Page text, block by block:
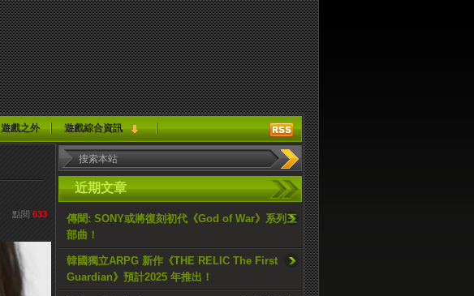
遊戲之外 遊戲綜合資訊
近期文章
傳聞: SONY或將復刻初代《God of War》系列三
部曲！
韓國獨立ARPG 新作《THE RELIC The First
Guardian》預計2025 年推出！
點閱 633